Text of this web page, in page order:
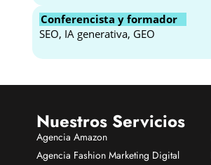
Conferencista y formador
SEO, IA generativa, GEO
Nuestros Servicios
Agencia Amazon
Agencia Fashion Marketing Digital